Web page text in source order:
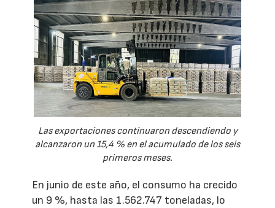
Las exportaciones continuaron descendiendo y
alcanzaron un 15,4 % en el acumulado de los seis
primeros meses.
En junio de este año, el consumo ha crecido
un 9 %, hasta las 1.562.747 toneladas, lo